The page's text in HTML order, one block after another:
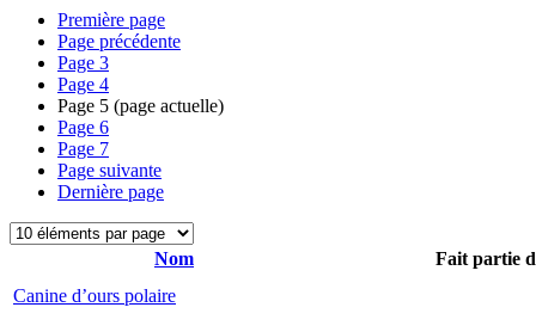
Première page
Page précédente
Page 3
Page 4
Page 5 (page actuelle)
Page 6
Page 7
Page suivante
Dernière page
Nom
Fait partie
Canine d’ours polaire